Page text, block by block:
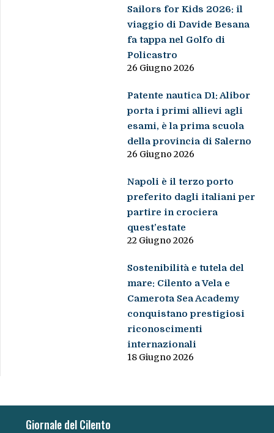
Sailors for Kids 2026: il
viaggio di Davide Besana
fa tappa nel Golfo di
Policastro
26 Giugno 2026
Patente nautica D1: Alibor
porta i primi allievi agli
esami, è la prima scuola
della provincia di Salerno
26 Giugno 2026
Napoli è il terzo porto
preferito dagli italiani per
partire in crociera
quest’estate
22 Giugno 2026
Sostenibilità e tutela del
mare: Cilento a Vela e
Camerota Sea Academy
conquistano prestigiosi
riconoscimenti
internazionali
18 Giugno 2026
Giornale del Cilento